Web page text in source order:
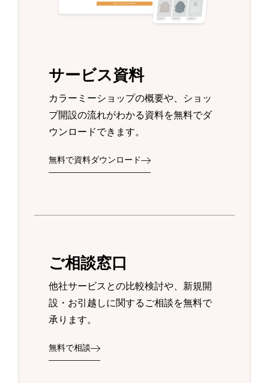
サービス資料
カラーミーショップの概要や、ショッ
プ開設の流れがわかる資料を無料でダ
ウンロードできます。
無料で資料ダウンロード
ご相談窓口
他社サービスとの比較検討や、新規開
設・お引越しに関するご相談を無料で
承ります。
無料で相談